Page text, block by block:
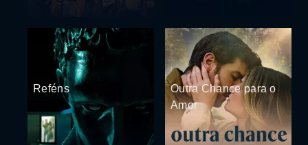
Reféns
Outra Chance para o
Amor